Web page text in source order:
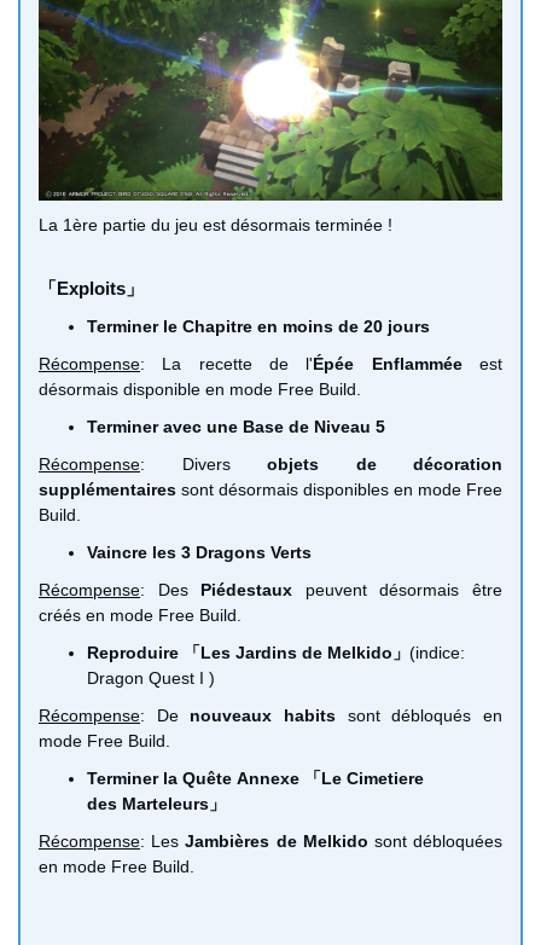
La 1ère partie du jeu est désormais terminée !
「Exploits」
Terminer le Chapitre en moins de 20 jours
Récompense: La recette de l'Épée Enflamméeest
désormais disponible en mode Free Build.
Terminer avec une Base de Niveau 5
Récompense: Divers objets de décoration
supplémentaires sont désormais disponibles en mode Free
Build.
Vaincre les 3 Dragons Verts
Récompense: Des Piédestaux peuvent désormais être
créés en mode Free Build.
Reproduire 「Les Jardins de Melkido」 ​(indice:
Dragon Quest I )
​Récompense: De nouveaux habits sont débloqués en
mode Free Build.
Terminer la Quête Annexe 「Le Cimetiere
des Marteleurs」
Récompense: LesJambières de Melkido sont débloquées
en mode Free Build.